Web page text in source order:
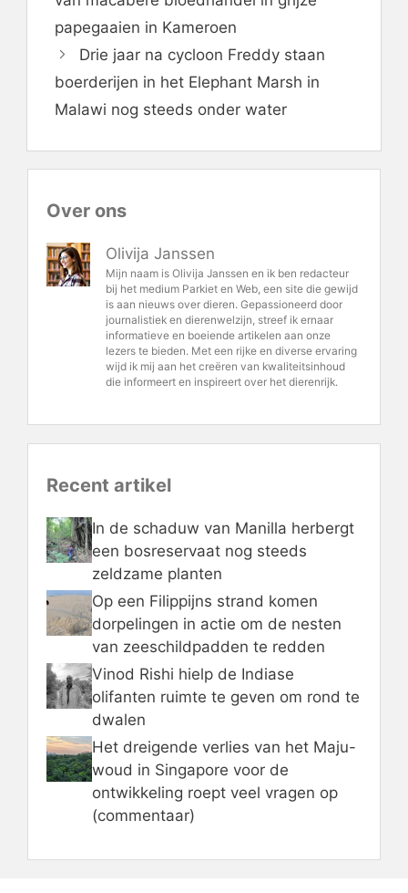
papegaaien in Kameroen
Drie jaar na cycloon Freddy staan ​​
boerderijen in het Elephant Marsh in
Malawi nog steeds onder water
Over ons
Olivija Janssen
Mijn naam is Olivija Janssen en ik ben redacteur
bij het medium Parkiet en Web, een site die gewijd
is aan nieuws over dieren. Gepassioneerd door
journalistiek en dierenwelzijn, streef ik ernaar
informatieve en boeiende artikelen aan onze
lezers te bieden. Met een rijke en diverse ervaring
wijd ik mij aan het creëren van kwaliteitsinhoud
die informeert en inspireert over het dierenrijk.
Recent artikel
In de schaduw van Manilla herbergt
een bosreservaat nog steeds
zeldzame planten
Op een Filippijns strand komen
dorpelingen in actie om de nesten
van zeeschildpadden te redden
Vinod Rishi hielp de Indiase
olifanten ruimte te geven om rond te
dwalen
Het dreigende verlies van het Maju-
woud in Singapore voor de
ontwikkeling roept veel vragen op
(commentaar)